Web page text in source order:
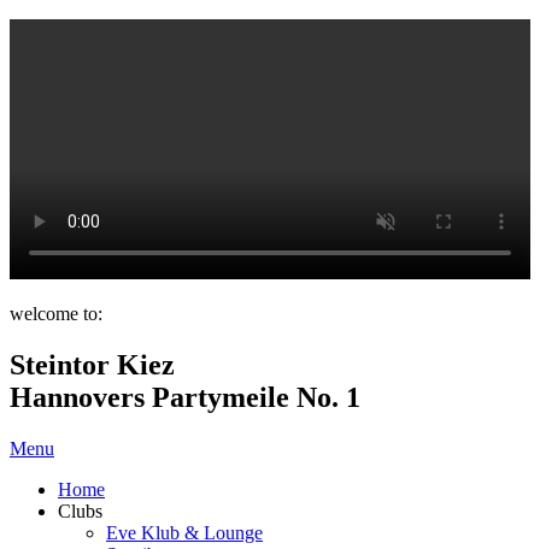
welcome to:
Steintor Kiez
Hannovers Partymeile No. 1
Menu
Home
Clubs
Eve Klub & Lounge